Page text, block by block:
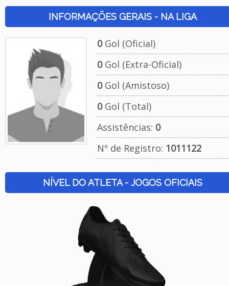
INFORMAÇÕES GERAIS - NA LIGA
0Gol (Oficial)
0Gol (Extra-Oficial)
0Gol (Amistoso)
0Gol (Total)
Assistências: 0
Nº de Registro: 1011122
NÍVEL DO ATLETA - JOGOS OFICIAIS